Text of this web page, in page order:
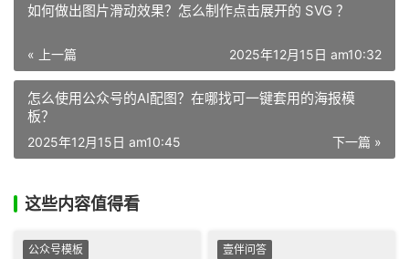
如何做出图片滑动效果？怎么制作点击展开的 SVG ？
« 上一篇 2025年12月15日 am10:32
怎么使用公众号的AI配图？在哪找可一键套用的海报模
板？
下一篇 »
2025年12月15日 am10:45
这些内容值得看
公众号模板 壹伴问答